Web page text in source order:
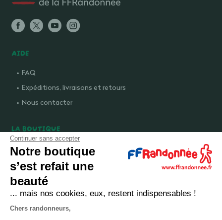
AIDE
FAQ
Expéditions, livraisons et retours
Nous contacter
LA BOUTIQUE
Qui sommes-nous ?
Comment devenir adhérent ?
Mentions légales
CGV et politique de confidentialité
Cookies
Continuer sans accepter
Notre boutique
s’est refait une
beauté
... mais nos cookies, eux, restent indispensables !
Chers randonneurs,